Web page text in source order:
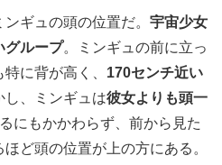
ギュの頭の位置だ。 宇宙少女
グループ。ミンギュの前に立っ
に背が高く、 170センチ近い
し、ミンギュは彼女よりも頭一
にもかかわらず、前から見た
ど頭の位置が上の方にある。